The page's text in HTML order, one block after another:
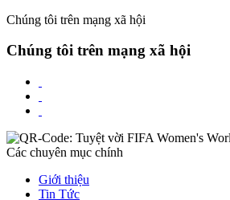
Chúng tôi trên mạng xã hội
Chúng tôi trên mạng xã hội
Các chuyên mục chính
Giới thiệu
Tin Tức